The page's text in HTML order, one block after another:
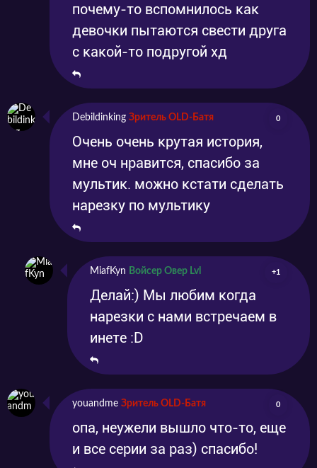
почему-то вспомнилось как
девочки пытаются свести друга
с какой-то подругой хд
Debildinking Зритель OLD-Батя 0
Очень очень крутая история,
мне оч нравится, спасибо за
мультик. можно кстати сделать
нарезку по мультику
MiafKyn Войсер Овер Lvl +1
Делай:) Мы любим когда
нарезки с нами встречаем в
инете :D
youandme Зритель OLD-Батя 0
опа, неужели вышло что-то, еще
и все серии за раз) спасибо!